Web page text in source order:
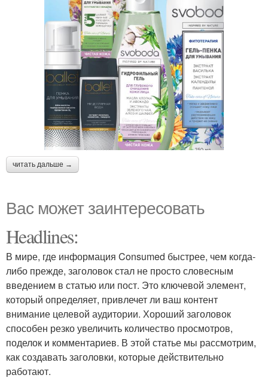
читать дальше →
Вас может заинтересовать
Headlines:
В мире, где информация Consumed быстрее, чем когда-
либо прежде, заголовок стал не просто словесным
введением в статью или пост. Это ключевой элемент,
который определяет, привлечет ли ваш контент
внимание целевой аудитории. Хороший заголовок
способен резко увеличить количество просмотров,
поделок и комментариев. В этой статье мы рассмотрим,
как создавать заголовки, которые действительно
работают.